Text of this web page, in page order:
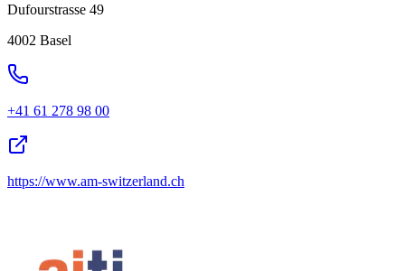
Dufourstrasse 49
4002 Basel
+41 61 278 98 00
https://www.am-switzerland.ch